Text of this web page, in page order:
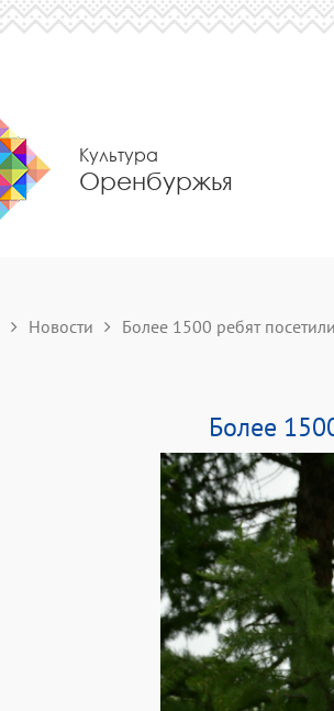
Культура
Оренбуржья
Новости Более 1500 ребят
Более